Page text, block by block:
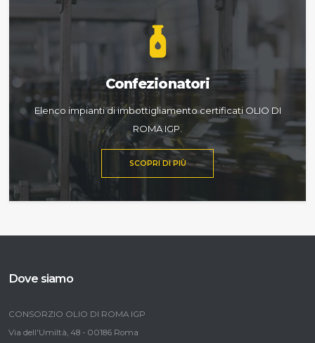
Confezionatori
Elenco impianti di imbottigliamento certificati OLIO DI
ROMA IGP.
SCOPRI DI PIÙ
Dove siamo
CONSORZIO OLIO DI ROMA IGP
Via dell'Umiltà, 48 - 00186 Roma